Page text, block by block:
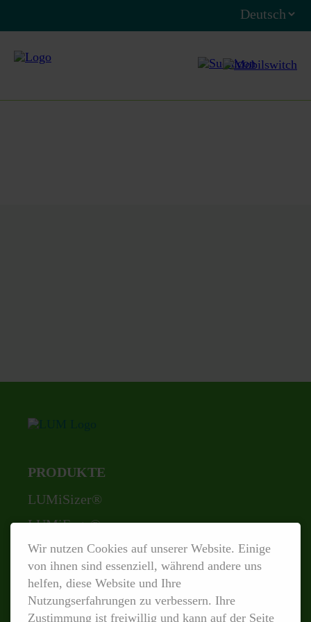
PRODUKTE
Navigation
überspringen
LUMiSizer®
LUMiFuge®
LUMiReader® PSA
LUMiSpoc®
LUMiReader® X-Ray
Wir nutzen Cookies auf unserer Website. Einige
von ihnen sind essenziell, während andere uns
helfen, diese Website und Ihre
Nutzungserfahrungen zu verbessern. Ihre
Zustimmung ist freiwillig und kann auf der Seite